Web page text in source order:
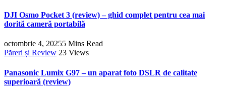
DJI Osmo Pocket 3 (review) – ghid complet pentru cea mai
dorită cameră portabilă
octombrie 4, 20255 Mins Read
Păreri și Review 23 Views
Panasonic Lumix G97 – un aparat foto DSLR de calitate
superioară (review)